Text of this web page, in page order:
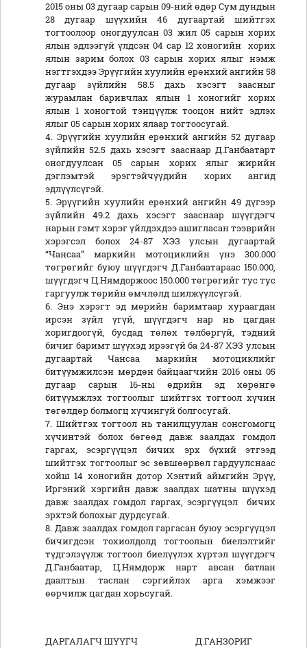
2015 оны 03 дугаар сарын 09-ний өдөр Сум дундын
28 дугаар шүүхийн 46 дугаартай шийтгэх
тогтоолоор оногдуулсан 03 жил 05 сарын хорих
ялын эдлээгүй үлдсэн 04 сар 12 хоногийн хорих
ялын зарим болох 03 сарын хорих ялыг нэмж
нэгтгэхдээ Эрүүгийн хуулийн ерөнхий ангийн 58
дугаар зүйлийн 58.5 дахь хэсэгт заасныг
журамлан баривчлах ялын 1 хоногийг хорих
ялын 1 хоногтой тэнцүүлж тооцон нийт эдлэх
ялыг 05 сарын хорих ялаар тогтоосугай.
4. Эрүүгийн хуулийн ерөнхий ангийн 52 дугаар
зүйлийн 52.5 дахь хэсэгт зааснаар Д.Ганбаатарт
оногдуулсан 05 сарын хорих ялыг жирийн
дэглэмтэй эрэгтэйчүүдийн хорих ангид
эдлүүлсүгэй.
5. Эрүүгийн хуулийн ерөнхий ангийн 49 дүгээр
зүйлийн 49.2 дахь хэсэгт зааснаар шүүгдэгч
нарын гэмт хэрэг үйлдэхдээ ашигласан тээврийн
хэрэгсэл болох 24-87 ХЭЗ улсын дугаартай
“Чансаа” маркийн мотоциклийн үнэ 300.000
төгрөгийг буюу шүүгдэгч Д.Ганбаатараас 150.000,
шүүгдэгч Ц.Нямдоржоос 150.000 төгрөгийг тус тус
гаргуулж төрийн өмчлөлд шилжүүлсүгэй.
6. Энэ хэрэгт эд мөрийн баримтаар хураагдан
ирсэн зүйл үгүй, шүүгдэгч нар нь цагдан
хоригдоогүй, бусдад төлөх төлбөргүй, тэдний
бичиг баримт шүүхэд ирээгүй ба 24-87 ХЭЗ улсын
дугаартай Чансаа маркийн мотоциклийг
битүүмжилсэн мөрдөн байцаагчийн 2016 оны 05
дугаар сарын 16-ны өдрийн эд хөрөнгө
битүүмжлэх тогтоолыг шийтгэх тогтоол хүчин
төгөлдөр болмогц хүчингүй болгосугай.
7. Шийтгэх тогтоол нь танилцуулан сонсгомогц
хүчинтэй болох бөгөөд давж заалдах гомдол
гаргах, эсэргүүцэл бичих эрх бүхий этгээд
шийтгэх тогтоолыг эс зөвшөөрвөл гардуулснаас
хойш 14 хоногийн дотор Хэнтий аймгийн Эрүү,
Иргэний хэргийн давж заалдах шатны шүүхэд
давж заалдах гомдол гаргах, эсэргүүцэл бичих
эрхтэй болохыг дурдсугай.
8. Давж заалдах гомдол гаргасан буюу эсэргүүцэл
бичигдсэн тохиолдолд тогтоолын биелэлтийг
түдгэлзүүлж тогтоол биелүүлэх хүртэл шүүгдэгч
Д.Ганбаатар, Ц.Нямдорж нарт авсан батлан
даалтын таслан сэргийлэх арга хэмжээг
өөрчилж цагдан хорьсугай.
ДАРГАЛАГЧ ШҮҮГЧ Д.ГАНЗОРИГ